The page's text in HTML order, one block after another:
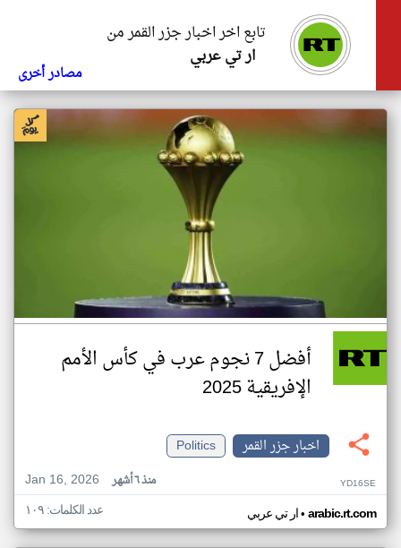
تابع اخر اخبار جزر القمر من
ار تي عربي
مصادر أخرى
أفضل 7 نجوم عرب في كأس الأمم
الإفريقية 2025
اخبار جزر القمر
Politics
Jan 16, 2026
منذ ٦ أشهر YD16SE
ار تي عربي• arabic.rt.com عدد الكلمات: ١٠٩